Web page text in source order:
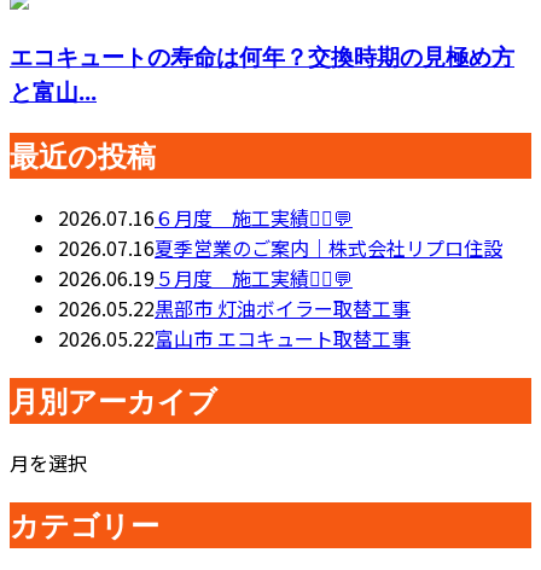
エコキュートの寿命は何年？交換時期の見極め方
と富山...
最近の投稿
2026.07.16６月度 施工実績👷‍♂️💬
2026.07.16夏季営業のご案内｜株式会社リプロ住設
2026.06.19５月度 施工実績👷‍♂️💬
2026.05.22黒部市 灯油ボイラー取替工事
2026.05.22富山市 エコキュート取替工事
月別アーカイブ
月を選択
カテゴリー